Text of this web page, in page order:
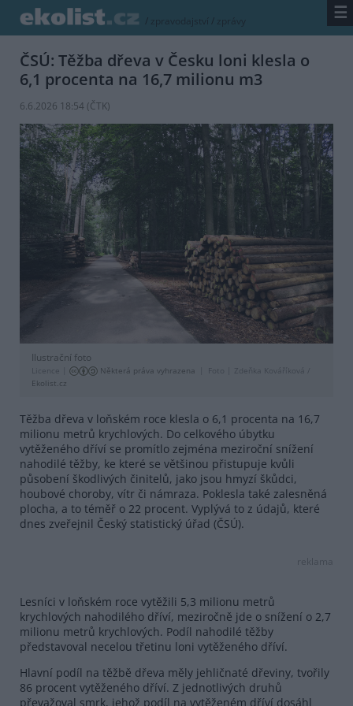
/ zpravodajství / zprávy ☰
ČSÚ: Těžba dřeva v Česku loni klesla o
6,1 procenta na 16,7 milionu m3
6.6.2026 18:54 (ČTK)
Ilustrační foto
Licence | Některá práva vyhrazena Foto |
Zdeňka Kováříková /
Ekolist.cz
Těžba dřeva v loňském roce klesla o 6,1 procenta na 16,7
milionu metrů krychlových. Do celkového úbytku
vytěženého dříví se promítlo zejména meziroční snížení
nahodilé těžby, ke které se většinou přistupuje kvůli
působení škodlivých činitelů, jako jsou hmyzí škůdci,
houbové choroby, vítr či námraza. Poklesla také zalesněná
plocha, a to téměř o 22 procent. Vyplývá to z údajů, které
dnes zveřejnil Český statistický úřad (ČSÚ).
reklama
Lesníci v loňském roce vytěžili 5,3 milionu metrů
krychlových nahodilého dříví, meziročně jde o snížení o 2,7
milionu metrů krychlových. Podíl nahodilé těžby
představoval necelou třetinu loni vytěženého dříví.
Hlavní podíl na těžbě dřeva měly jehličnaté dřeviny, tvořily
86 procent vytěženého dříví. Z jednotlivých druhů
převažoval smrk, jehož podíl na vytěženém dříví dosáhl